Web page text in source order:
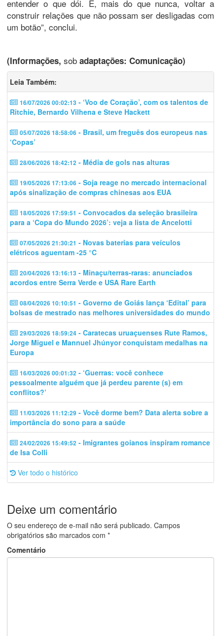
entender o que dói. E, mais do que nunca, voltar a
construir relações que não possam ser desligadas com
um botão”, conclui.
(Informações, sob adaptações: Comunicação)
Leia Também:
16/07/2026 00:02:13 - ‘Voo de Coração’, com os talentos de
Ritchie, Bernardo Vilhena e Steve Hackett
05/07/2026 18:58:06 - Brasil, um freguês dos europeus nas
‘Copas’
28/06/2026 18:42:12 - Média de gols nas alturas
19/05/2026 17:13:06 - Soja reage no mercado internacional
após sinalização de compras chinesas aos EUA
18/05/2026 17:59:51 - Convocados da seleção brasileira
para a ‘Copa do Mundo 2026’: veja a lista de Ancelotti
07/05/2026 21:30:21 - Novas baterias para veículos
elétricos aguentam -25 °C
20/04/2026 13:16:13 - Minaçu/terras-raras: anunciados
acordos entre Serra Verde e USA Rare Earth
08/04/2026 10:10:51 - Governo de Goiás lança ‘Edital’ para
bolsas de mestrado nas melhores universidades do mundo
29/03/2026 18:59:24 - Caratecas uruaçuenses Rute Ramos,
Jorge Miguel e Mannuel Jhúnyor conquistam medalhas na
Europa
16/03/2026 00:01:32 - ‘Guerras: você conhece
pessoalmente alguém que já perdeu parente (s) em
conflitos?’
11/03/2026 11:12:29 - Você dorme bem? Data alerta sobre a
importância do sono para a saúde
24/02/2026 15:49:52 - Imigrantes goianos inspiram romance
de Isa Colli
Ver todo o histórico
Deixe um comentário
O seu endereço de e-mail não será publicado. Campos
obrigatórios são marcados com *
Comentário